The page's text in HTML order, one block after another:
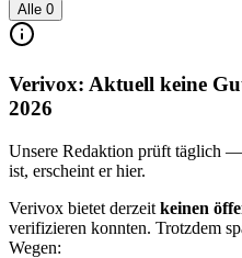
Alle 0
Verivox: Aktuell keine
2026
Unsere Redaktion prüft täglich
ist, erscheint er hier.
Verivox bietet derzeit keinen
verifizieren konnten. Trotzdem
Wegen: